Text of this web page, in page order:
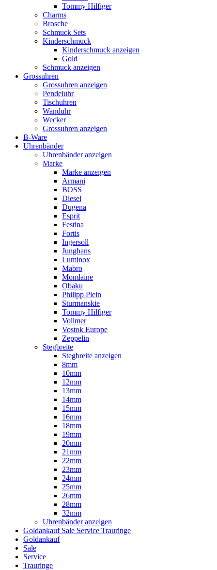
Tommy Hilfiger
Charms
Brosche
Schmuck Sets
Kinderschmuck
Kinderschmuck anzeigen
Gold
Schmuck anzeigen
Grossuhren
Grossuhren anzeigen
Pendeluhr
Tischuhren
Wanduhr
Wecker
Grossuhren anzeigen
B-Ware
Uhrenbänder
Uhrenbänder anzeigen
Marke
Marke anzeigen
Armani
BOSS
Diesel
Dugena
Esprit
Festina
Fortis
Ingersoll
Junghans
Luminox
Mabro
Mondaine
Obaku
Philipp Plein
Sturmanskie
Tommy Hilfiger
Vollmer
Vostok Europe
Zeppelin
Stegbreite
Stegbreite anzeigen
8mm
10mm
12mm
13mm
14mm
15mm
16mm
18mm
19mm
20mm
21mm
22mm
23mm
24mm
25mm
26mm
28mm
32mm
Uhrenbänder anzeigen
Goldankauf Sale Service Trauringe
Goldankauf
Sale
Service
Trauringe